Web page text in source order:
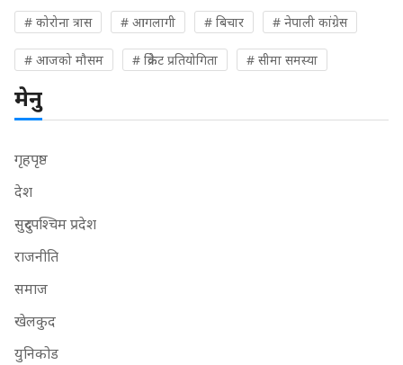
# कोरोना त्रास # आगलागी # बिचार # नेपाली कांग्रेस
# आजको मौसम # क्रिकेट प्रतियोगिता # सीमा समस्या
मेनु
गृहपृष्ठ
देश
सुदुरपश्चिम प्रदेश
राजनीति
समाज
खेलकुद
युनिकोड